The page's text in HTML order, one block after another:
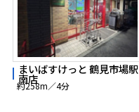
まいばすけっと 鶴見市場駅
南店
約258m／4分